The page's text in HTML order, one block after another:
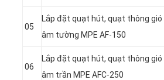
05
Lắp đặt quạt hút, quạt thông gió
âm tường MPE AF-150
06
Lắp đặt quạt hút, quạt thông gió
âm trần MPE AFC-250